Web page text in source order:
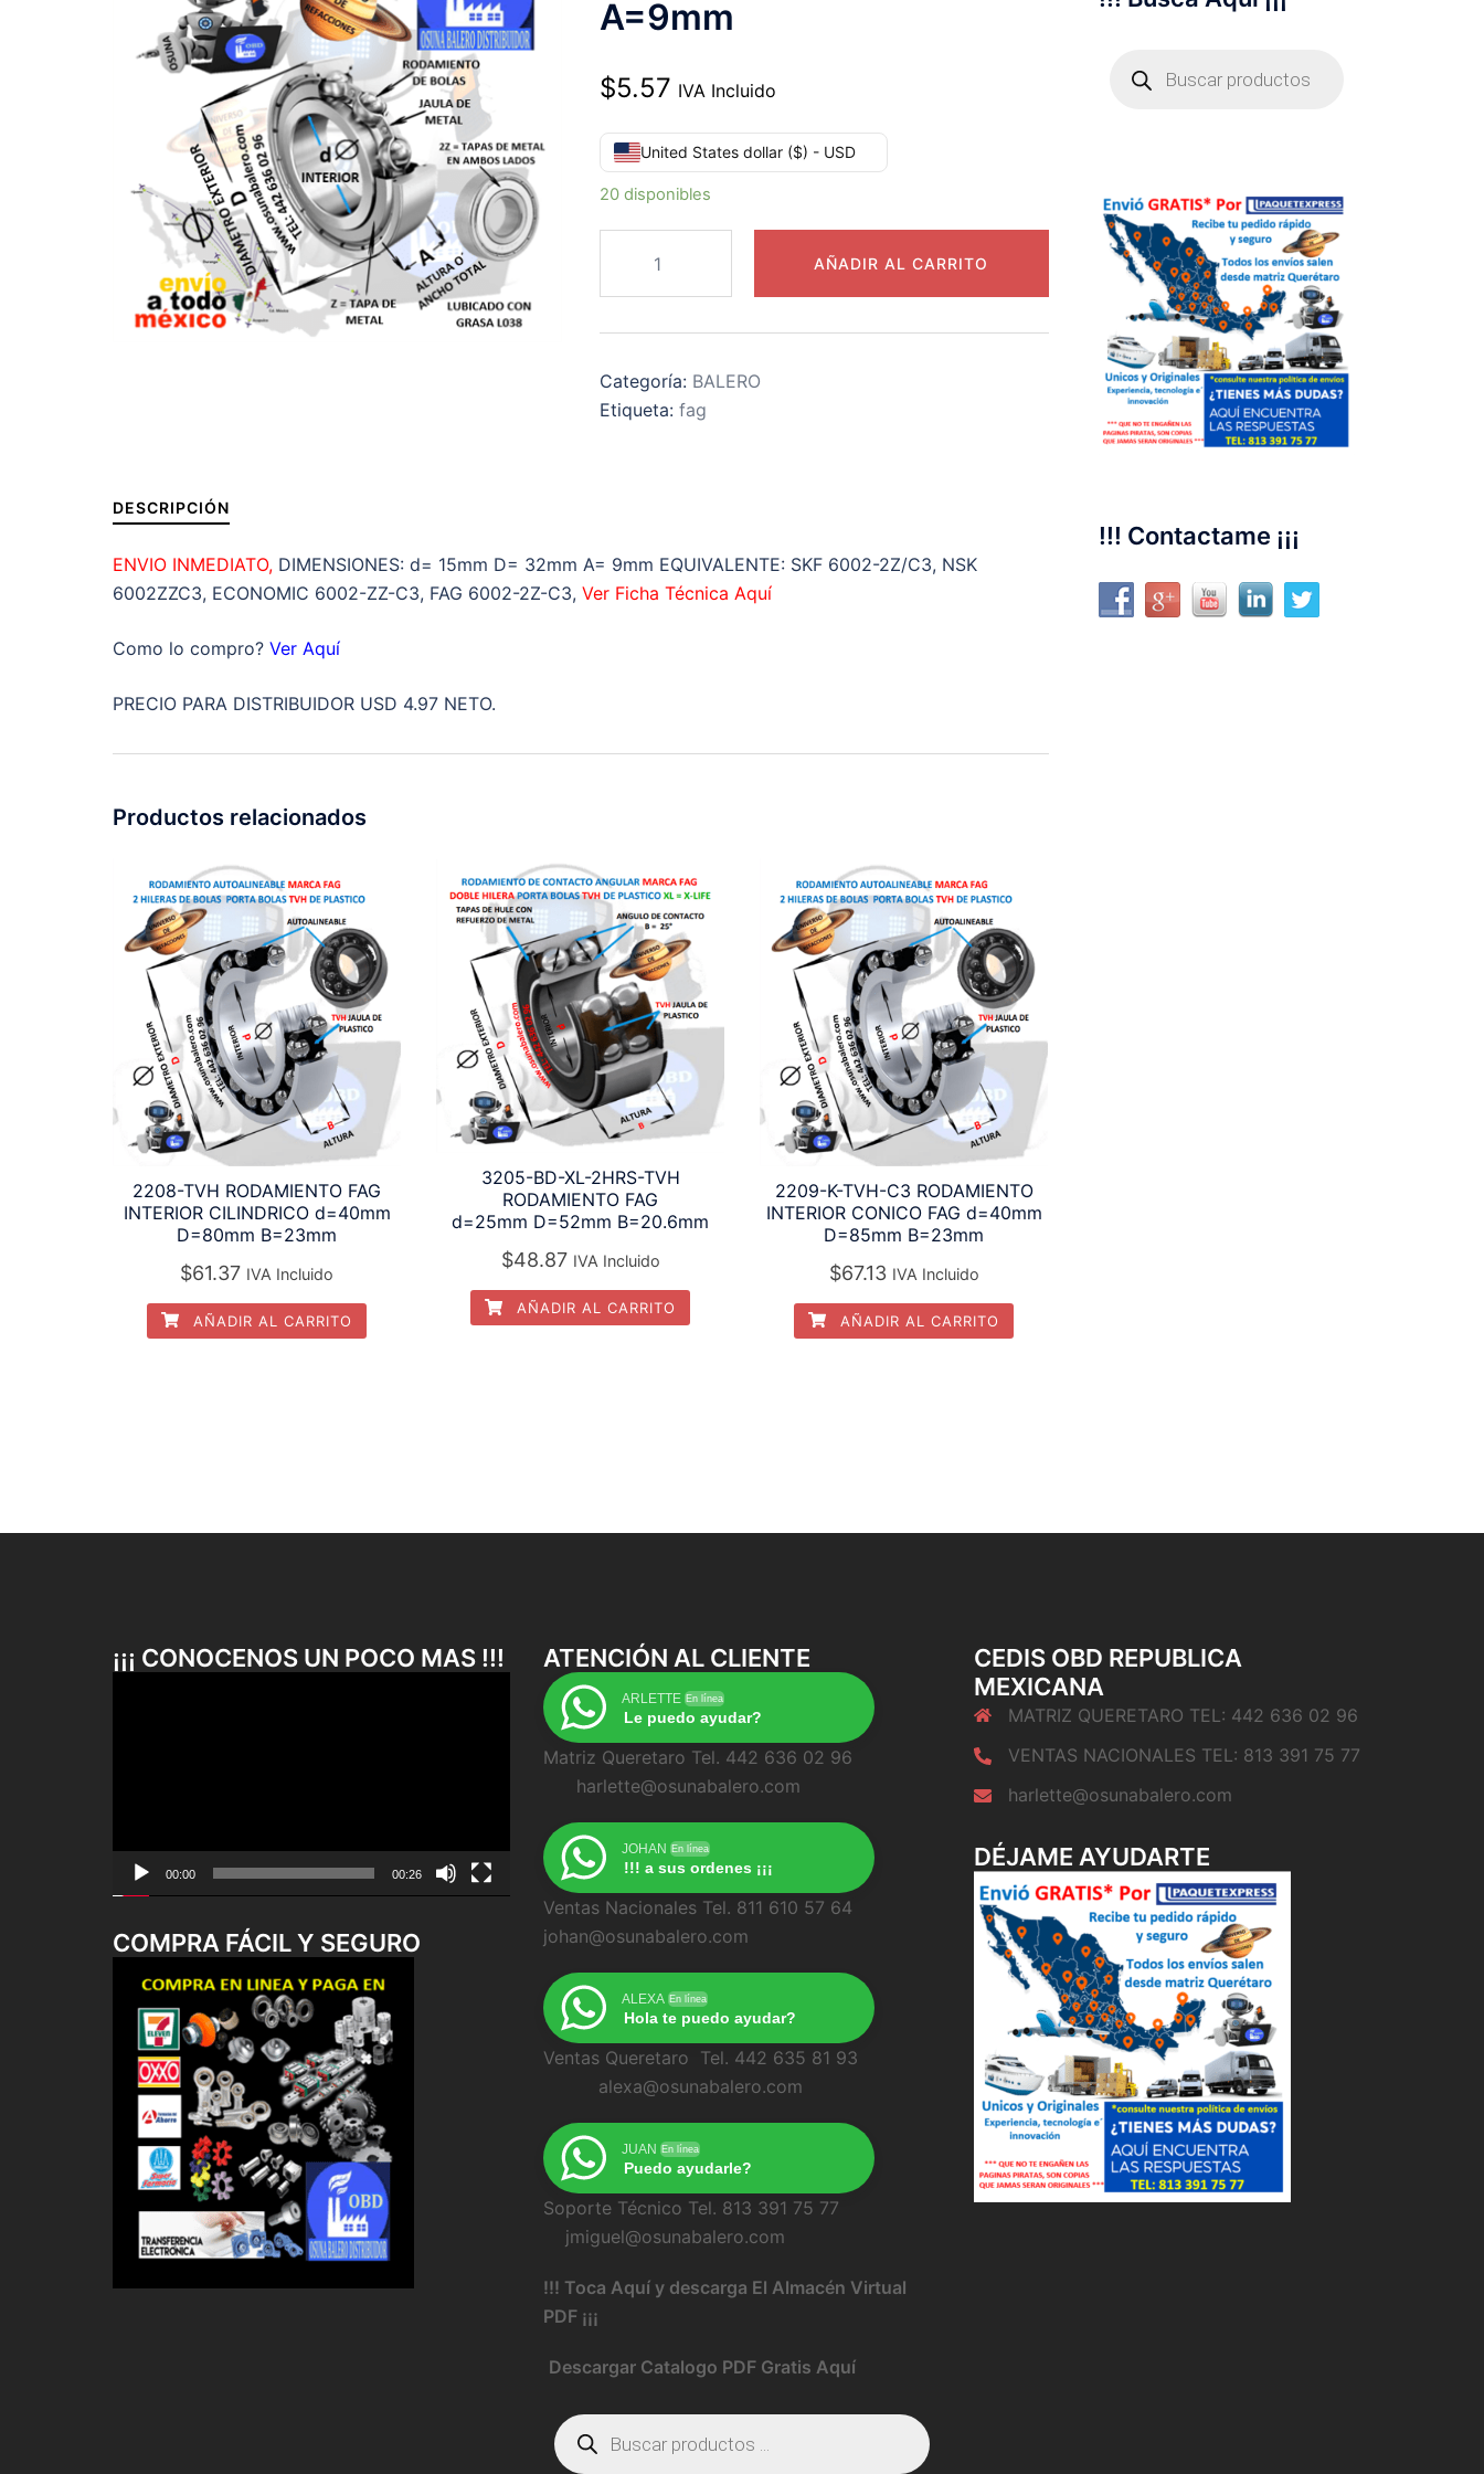
A=9mm
$5.57 IVA Incluido
United States dollar ($) - USD
20 disponibles
L038-
C3
FAG
d=15mm
AÑADIR AL CARRITO
Categoría: BALERO
Etiqueta: fag
DESCRIPCIÓN
ENVIO INMEDIATO, DIMENSIONES: d= 15mm D= 32mm A= 9mm EQUIVALENTE: SKF 6002-2Z/C3, NSK
6002ZZC3, ECONOMIC 6002-ZZ-C3, FAG 6002-2Z-C3, Ver Ficha Técnica Aquí
Como lo compro? Ver Aquí
PRECIO PARA DISTRIBUIDOR USD 4.97 NETO.
Productos relacionados
2208-TVH RODAMIENTO FAG
INTERIOR CILINDRICO d=40mm
D=80mm B=23mm
$61.37 IVA Incluido
AÑADIR AL CARRITO
3205-BD-XL-2HRS-TVH
RODAMIENTO FAG
d=25mm D=52mm B=20.6mm
$48.87 IVA Incluido
AÑADIR AL CARRITO
2209-K-TVH-C3 RODAMIENTO
INTERIOR CONICO FAG d=40mm
D=85mm B=23mm
$67.13 IVA Incluido
AÑADIR AL CARRITO
productos
!!! Contactame ¡¡¡
¡¡¡ CONOCENOS UN POCO MAS !!!
00:00 00:26
COMPRA FÁCIL Y SEGURO
ATENCIÓN AL CLIENTE
ARLETTE En línea
Le puedo ayudar?
Matriz Queretaro Tel. 442 636 02 96
harlette@osunabalero.com
JOHAN En línea
!!! a sus ordenes ¡¡¡
Ventas Nacionales Tel. 811 610 57 64
johan@osunabalero.com
ALEXA En línea
Hola te puedo ayudar?
Ventas Queretaro Tel. 442 635 81 93
alexa@osunabalero.com
JUAN En línea
Puedo ayudarle?
Soporte Técnico Tel. 813 391 75 77
jmiguel@osunabalero.com
!!! Toca Aquí y descarga El Almacén Virtual
PDF ¡¡¡
Descargar Catalogo PDF Gratis Aquí
Búsqueda
de
productos
CEDIS OBD REPUBLICA
MEXICANA
MATRIZ QUERETARO TEL: 442 636 02 96
VENTAS NACIONALES TEL: 813 391 75 77
harlette@osunabalero.com
DÉJAME AYUDARTE